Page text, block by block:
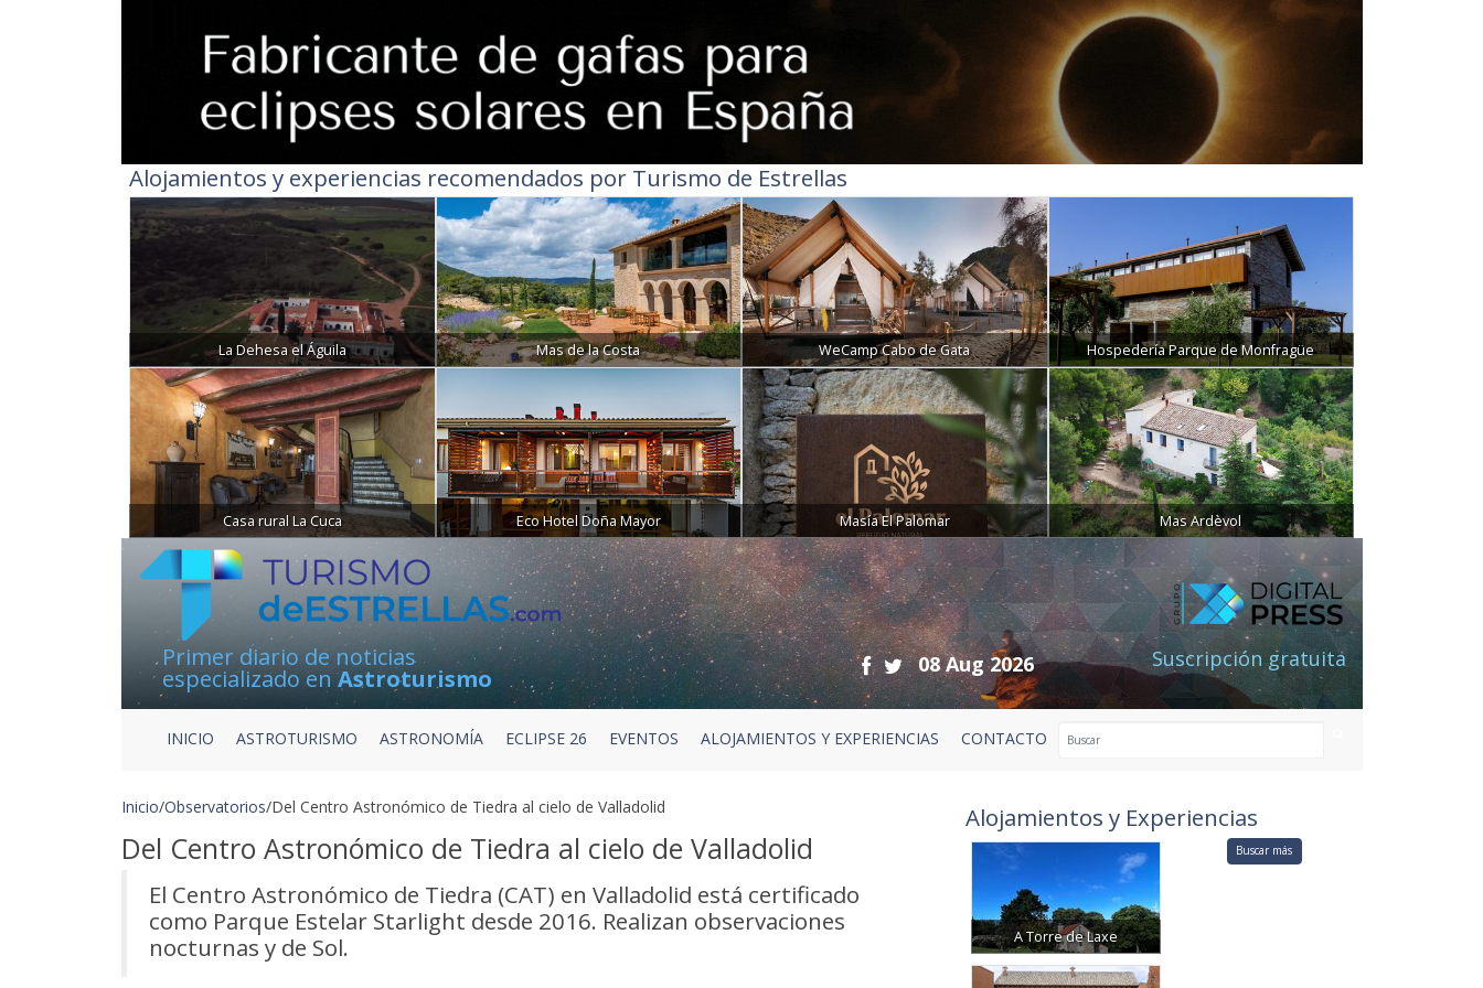
Alojamientos y experiencias recomendados por Turismo de Estrellas
La Dehesa el Águila Mas de la Costa WeCamp Cabo de Gata Hospedería Parque de Monfragüe
Casa rural La Cuca Eco Hotel Doña Mayor Masía El Palomar Mas Ardèvol
Primer diario de noticias
especializado enAstroturismo
08 Aug 2026 Suscripción gratuita
INICIO ASTROTURISMO ASTRONOMÍA ECLIPSE 26 EVENTOS ALOJAMIENTOS Y EXPERIENCIAS CONTACTO
Inicio/Observatorios/Del Centro Astronómico de Tiedra al cielo de Valladolid
Del Centro Astronómico de Tiedra al cielo de Valladolid
El Centro Astronómico de Tiedra (CAT) en Valladolid está certificado
como Parque Estelar Starlight desde 2016. Realizan observaciones
nocturnas y de Sol.
Alojamientos y Experiencias
A Torre de Laxe
Buscar más